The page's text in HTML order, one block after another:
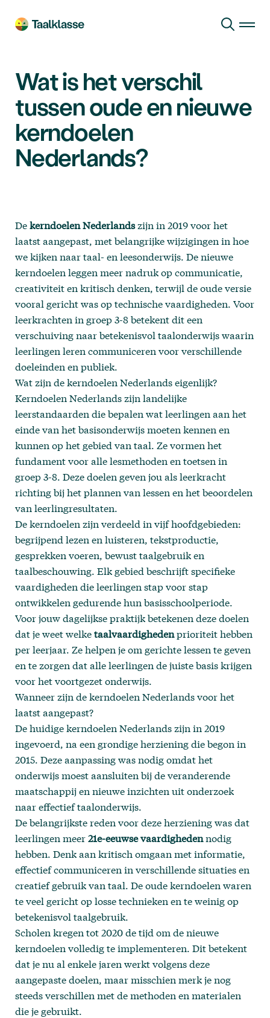
Wat is het verschil
tussen oude en nieuwe
kerndoelen
Nederlands?
Dekerndoelen Nederlandszijn in 2019 voor het
laatst aangepast, met belangrijke wijzigingen in hoe
we kijken naar taal- en leesonderwijs. De nieuwe
kerndoelen leggen meer nadruk op communicatie,
creativiteit en kritisch denken, terwijl de oude versie
vooral gericht was op technische vaardigheden. Voor
leerkrachten in groep 3-8 betekent dit een
verschuiving naar betekenisvol taalonderwijs waarin
leerlingen leren communiceren voor verschillende
doeleinden en publiek.
Wat zijn de kerndoelen Nederlands eigenlijk?
Kerndoelen Nederlands zijn landelijke
leerstandaarden die bepalen wat leerlingen aan het
einde van het basisonderwijs moeten kennen en
kunnen op het gebied van taal. Ze vormen het
fundament voor alle lesmethoden en toetsen in
groep 3-8. Deze doelen geven jou als leerkracht
richting bij het plannen van lessen en het beoordelen
van leerlingresultaten.
De kerndoelen zijn verdeeld in vijf hoofdgebieden:
begrijpend lezen en luisteren, tekstproductie,
gesprekken voeren, bewust taalgebruik en
taalbeschouwing. Elk gebied beschrijft specifieke
vaardigheden die leerlingen stap voor stap
ontwikkelen gedurende hun basisschoolperiode.
Voor jouw dagelijkse praktijk betekenen deze doelen
dat je weet welketaalvaardighedenprioriteit hebben
per leerjaar. Ze helpen je om gerichte lessen te geven
en te zorgen dat alle leerlingen de juiste basis krijgen
voor het voortgezet onderwijs.
Wanneer zijn de kerndoelen Nederlands voor het
laatst aangepast?
De huidige kerndoelen Nederlands zijn in 2019
ingevoerd, na een grondige herziening die begon in
2015. Deze aanpassing was nodig omdat het
onderwijs moest aansluiten bij de veranderende
maatschappij en nieuwe inzichten uit onderzoek
naar effectief taalonderwijs.
De belangrijkste reden voor deze herziening was dat
leerlingen meer21e-eeuwse vaardighedennodig
hebben. Denk aan kritisch omgaan met informatie,
effectief communiceren in verschillende situaties en
creatief gebruik van taal. De oude kerndoelen waren
te veel gericht op losse technieken en te weinig op
betekenisvol taalgebruik.
Scholen kregen tot 2020 de tijd om de nieuwe
kerndoelen volledig te implementeren. Dit betekent
dat je nu al enkele jaren werkt volgens deze
aangepaste doelen, maar misschien merk je nog
steeds verschillen met de methoden en materialen
die je gebruikt.